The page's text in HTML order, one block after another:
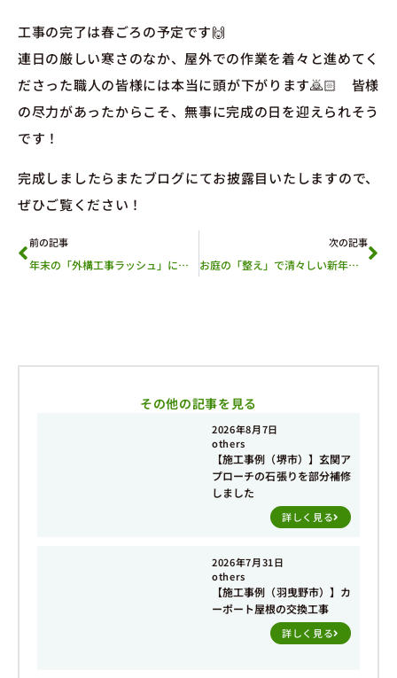
工事の完了は春ごろの予定です🙌
連日の厳しい寒さのなか、屋外での作業を着々と進めてく
ださった職人の皆様には本当に頭が下がります🙇🏻 皆様
の尽力があったからこそ、無事に完成の日を迎えられそう
です！
完成しましたらまたブログにてお披露目いたしますので、
ぜひご覧ください！
前の記事
年末の「外構工事ラッシュ」に学ぶ、後悔しない外構づくりの進め方
次の記事
お庭の「整え」で清々しい新年を。
その他の記事を見る
2026年8月7日
others
【施工事例（堺市）】玄関ア
プローチの石張りを部分補修
しました
詳しく見る
2026年7月31日
others
【施工事例（羽曳野市）】カ
ーポート屋根の交換工事
詳しく見る